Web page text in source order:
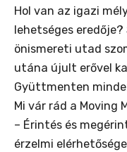
Hol van az igazi
lehetséges
önismereti utad
utána újult erővel
Gyüttmenten
Mi vár rád a Moving
– Érintés és
érzelmi